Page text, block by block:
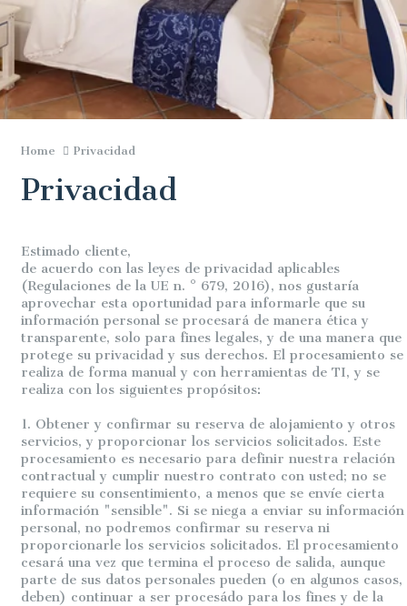
Home Privacidad
Privacidad
Estimado cliente,
de acuerdo con las leyes de privacidad aplicables
(Regulaciones de la UE n. ° 679, 2016), nos gustaría
aprovechar esta oportunidad para informarle que su
información personal se procesará de manera ética y
transparente, solo para fines legales, y de una manera que
protege su privacidad y sus derechos. El procesamiento se
realiza de forma manual y con herramientas de TI, y se
realiza con los siguientes propósitos:
1. Obtener y confirmar su reserva de alojamiento y otros
servicios, y proporcionar los servicios solicitados. Este
procesamiento es necesario para definir nuestra relación
contractual y cumplir nuestro contrato con usted; no se
requiere su consentimiento, a menos que se envíe cierta
información "sensible". Si se niega a enviar su información
personal, no podremos confirmar su reserva ni
proporcionarle los servicios solicitados. El procesamiento
cesará una vez que termina el proceso de salida, aunque
parte de sus datos personales pueden (o en algunos casos,
deben) continuar a ser procesádo para los fines y de la